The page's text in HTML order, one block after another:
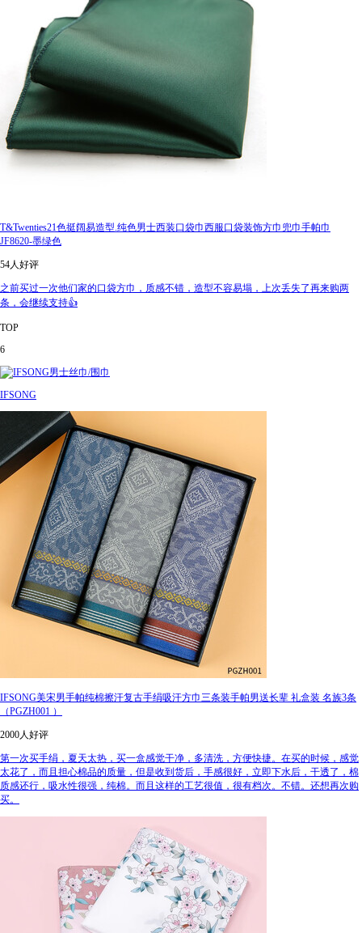
T&Twenties21色挺阔易造型.纯色男士西装口袋巾西服口袋装饰方巾兜巾手帕巾
JF8620-墨绿色
54人好评
之前买过一次他们家的口袋方巾，质感不错，造型不容易塌，上次丢失了再来购两
条，会继续支持👍
TOP
6
IFSONG
IFSONG美宋男手帕纯棉擦汗复古手绢吸汗方巾三条装手帕男送长辈 礼盒装 名族3条
（PGZH001 ）
2000人好评
第一次买手绢，夏天太热，买一盒感觉干净，多清洗，方便快捷。在买的时候，感觉
太花了，而且担心棉品的质量，但是收到货后，手感很好，立即下水后，干透了，棉
质感还行，吸水性很强，纯棉。而且这样的工艺很值，很有档次。不错。还想再次购
买。